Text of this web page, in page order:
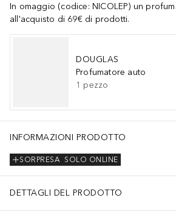
In omaggio (codice: NICOLEP) un
all'acquisto di 69€ di prodotti.
DOUGLAS
Profumatore auto
1 pezzo
INFORMAZIONI PRODOTTO
SOLO ONLINE
SORPRESA
DETTAGLI DEL PRODOTTO